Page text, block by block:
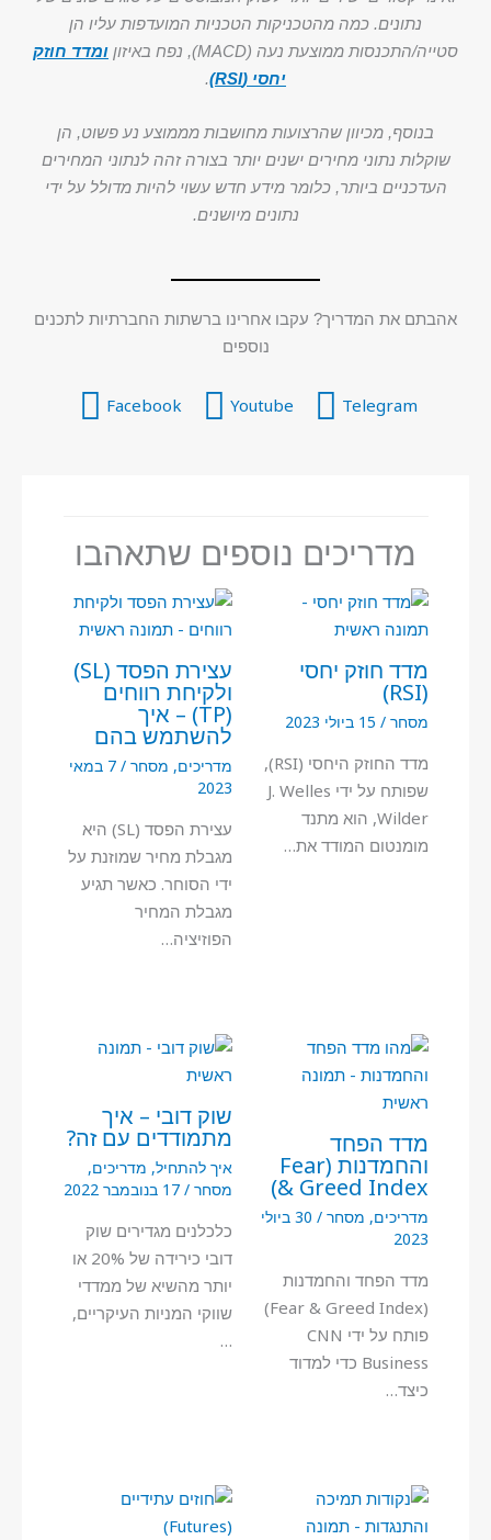
נתונים. כמה מהטכניקות הטכניות המועדפות עליו הן
סטייה/התכנסות ממוצעת נעה (MACD), נפח באיזון
ומדד חוזק
יחסי (RSI)
.
בנוסף, מכיוון שהרצועות מחושבות מממוצע נע פשוט, הן
שוקלות נתוני מחירים ישנים יותר בצורה זהה לנתוני המחירים
העדכניים ביותר, כלומר מידע חדש עשוי להיות מדולל על ידי
נתונים מיושנים.
אהבתם את המדריך? עקבו אחרינו ברשתות החברתיות לתכנים
נוספים
Telegram
Youtube
Facebook
מדריכים נוספים שתאהבו
מדד חוזק יחסי
(RSI)
מסחר / 15 ביולי 2023
מדד החוזק היחסי (RSI),
שפותח על ידי J. Welles
Wilder, הוא מתנד
מומנטום המודד את…
עצירת הפסד (SL)
ולקיחת רווחים
(TP) – איך
להשתמש בהם
מדריכים, מסחר /
7 במאי
2023
עצירת הפסד (SL) היא
מגבלת מחיר שמוזנת על
ידי הסוחר. כאשר תגיע
מגבלת המחיר
הפוזיציה…
מדד הפחד
והחמדנות (Fear
& Greed Index)
מדריכים, מסחר /
30 ביולי
2023
מדד הפחד והחמדנות
(Fear & Greed Index)
פותח על ידי CNN
Business כדי למדוד
כיצד…
שוק דובי – איך
מתמודדים עם זה?
איך להתחיל, מדריכים,
מסחר /17 בנובמבר 2022
כלכלנים מגדירים שוק
דובי כירידה של 20% או
יותר מהשיא של ממדדי
שווקי המניות העיקריים,
…